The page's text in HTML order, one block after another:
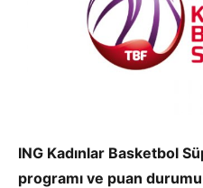
ING Kadınlar Basketbol
programı ve puan